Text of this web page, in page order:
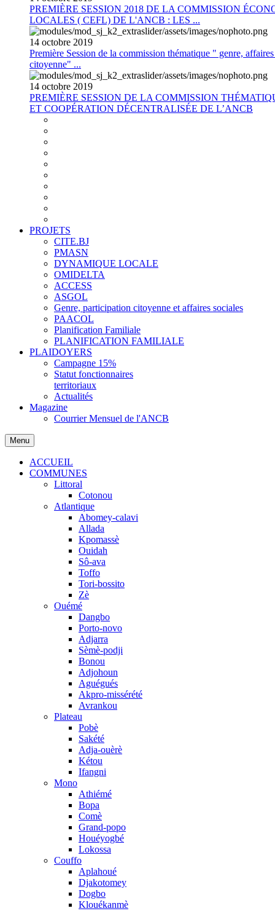
PREMIÈRE SESSION 2018 DE LA COMMISSION
LOCALES ( CEFL) DE L'ANCB : LES ...
14 octobre 2019
Première Session de la commission thématique " genre,
citoyenne" ...
14 octobre 2019
PREMIÈRE SESSION DE LA COMMISSION
ET COOPÉRATION DÉCENTRALISÉE DE L’ANCB
PROJETS
CITE.BJ
PMASN
DYNAMIQUE LOCALE
OMIDELTA
ACCESS
ASGOL
Genre, participation citoyenne et affaires sociales
PAACOL
Planification Familiale
PLANIFICATION FAMILIALE
PLAIDOYERS
Campagne 15%
Statut fonctionnaires
territoriaux
Actualités
Magazine
Courrier Mensuel de l'ANCB
Menu
ACCUEIL
COMMUNES
Littoral
Cotonou
Atlantique
Abomey-calavi
Allada
Kpomassè
Ouidah
Sô-ava
Toffo
Tori-bossito
Zè
Ouémé
Dangbo
Porto-novo
Adjarra
Sèmè-podji
Bonou
Adjohoun
Aguégués
Akpro-missérété
Avrankou
Plateau
Pobè
Sakété
Adja-ouèrè
Kétou
Ifangni
Mono
Athiémé
Bopa
Comè
Grand-popo
Houéyogbé
Lokossa
Couffo
Aplahoué
Djakotomey
Dogbo
Klouékanmè